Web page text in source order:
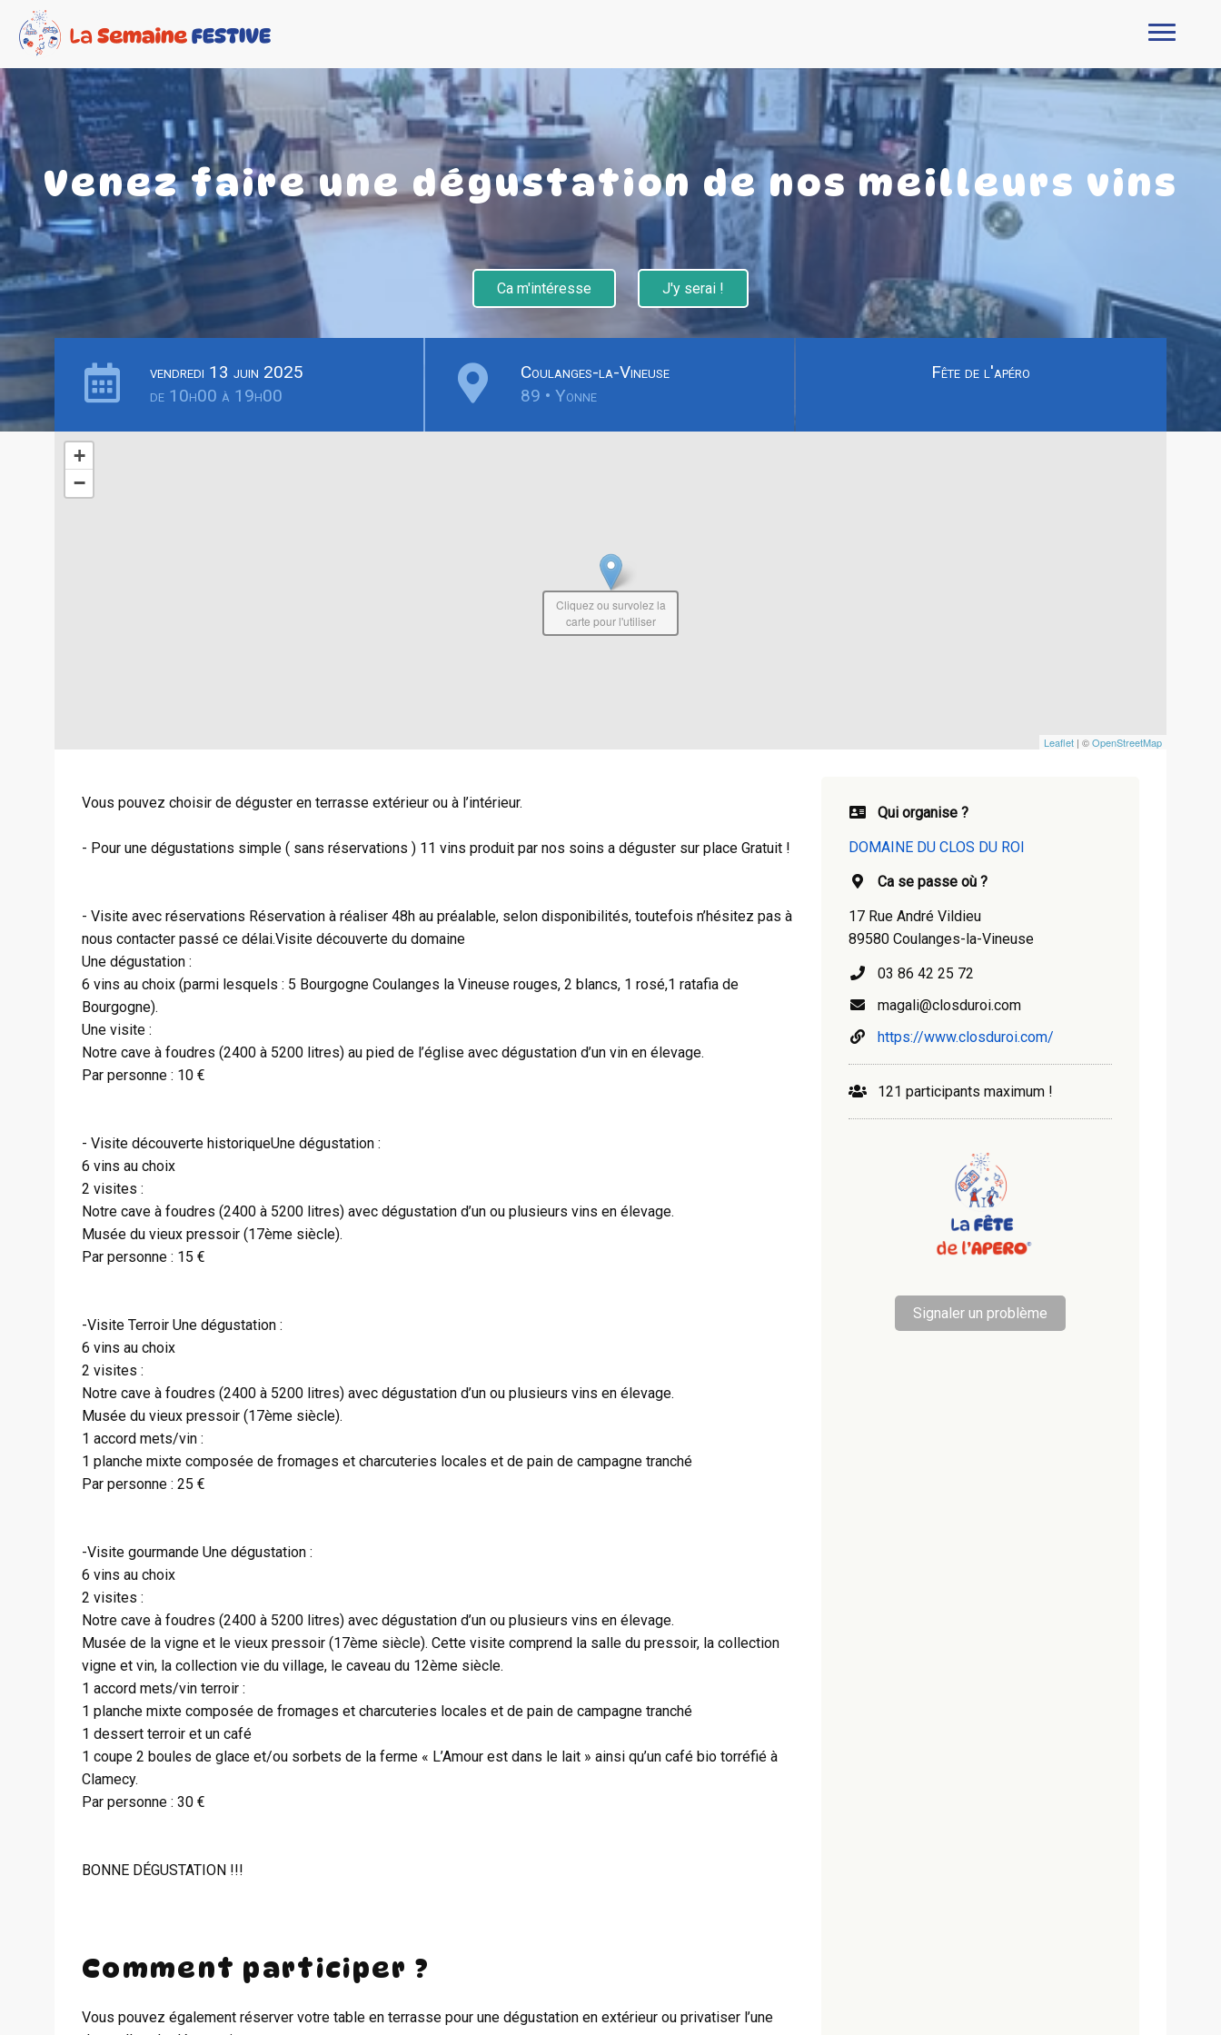
Venez faire une dégustation de nos meilleurs vins
Ca m'intéresse J'y serai !
vendredi 13 juin 2025
de 10h00 à 19h00
Coulanges-la-Vineuse
89 • Yonne
Fête de l'apéro
+
−
Leaflet | ©OpenStreetMap
Cliquez ou survolez la
carte pour l'utiliser
Vous pouvez choisir de déguster en terrasse extérieur ou à l’intérieur.
- Pour une dégustations simple ( sans réservations ) 11 vins produit par nos soins a déguster sur place Gratuit !
- Visite avec réservations Réservation à réaliser 48h au préalable, selon disponibilités, toutefois n’hésitez pas à
nous contacter passé ce délai.Visite découverte du domaine
Une dégustation :
6 vins au choix (parmi lesquels : 5 Bourgogne Coulanges la Vineuse rouges, 2 blancs, 1 rosé,1 ratafia de
Bourgogne).
Une visite :
Notre cave à foudres (2400 à 5200 litres) au pied de l’église avec dégustation d’un vin en élevage.
Par personne : 10 €
- Visite découverte historiqueUne dégustation :
6 vins au choix
2 visites :
Notre cave à foudres (2400 à 5200 litres) avec dégustation d’un ou plusieurs vins en élevage.
Musée du vieux pressoir (17ème siècle).
Par personne : 15 €
-Visite Terroir Une dégustation :
6 vins au choix
2 visites :
Notre cave à foudres (2400 à 5200 litres) avec dégustation d’un ou plusieurs vins en élevage.
Musée du vieux pressoir (17ème siècle).
1 accord mets/vin :
1 planche mixte composée de fromages et charcuteries locales et de pain de campagne tranché
Par personne : 25 €
-Visite gourmande Une dégustation :
6 vins au choix
2 visites :
Notre cave à foudres (2400 à 5200 litres) avec dégustation d’un ou plusieurs vins en élevage.
Musée de la vigne et le vieux pressoir (17ème siècle). Cette visite comprend la salle du pressoir, la collection
vigne et vin, la collection vie du village, le caveau du 12ème siècle.
1 accord mets/vin terroir :
1 planche mixte composée de fromages et charcuteries locales et de pain de campagne tranché
1 dessert terroir et un café
1 coupe 2 boules de glace et/ou sorbets de la ferme « L’Amour est dans le lait » ainsi qu’un café bio torréfié à
Clamecy.
Par personne : 30 €
BONNE DÉGUSTATION !!!
Comment participer ?
Vous pouvez également réserver votre table en terrasse pour une dégustation en extérieur ou privatiser l’une
Qui organise ?
DOMAINE DU CLOS DU ROI
Ca se passe où ?
17 Rue André Vildieu
89580 Coulanges-la-Vineuse
03 86 42 25 72
magali@closduroi.com
https://www.closduroi.com/
121 participants maximum !
Signaler un problème